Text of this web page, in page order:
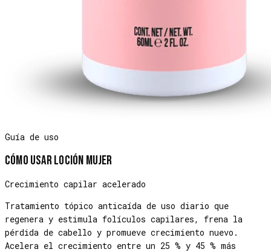
Guía de uso
Cómo usarLoción Mujer
Crecimiento capilar acelerado
Tratamiento tópico anticaída de uso diario que
regenera y estimula folículos capilares, frena la
pérdida de cabello y promueve crecimiento nuevo.
Acelera el crecimiento entre un 25 % y 45 % más